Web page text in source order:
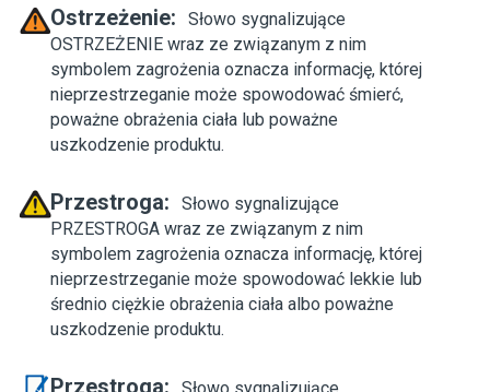
Ostrzeżenie:
Słowo sygnalizujące
OSTRZEŻENIE wraz ze związanym z nim
symbolem zagrożenia oznacza informację, której
nieprzestrzeganie może spowodować śmierć,
poważne obrażenia ciała lub poważne
uszkodzenie produktu.
Przestroga:
Słowo sygnalizujące
PRZESTROGA wraz ze związanym z nim
symbolem zagrożenia oznacza informację, której
nieprzestrzeganie może spowodować lekkie lub
średnio ciężkie obrażenia ciała albo poważne
uszkodzenie produktu.
Przestroga: